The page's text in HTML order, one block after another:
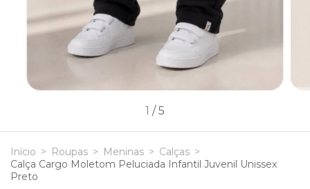
1 / 5
Início > Roupas > Meninas > Calças >
Calça Cargo Moletom Peluciada Infantil Juvenil Unissex
Preto